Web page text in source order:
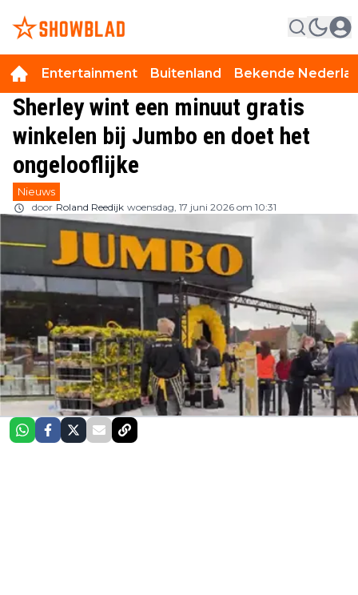
Entertainment Buitenland Bekende
Sherley wint een minuut gratis
winkelen bij Jumbo en doet het
ongelooflijke
Nieuws
door Roland Reedijk woensdag, 17 juni 2026 om 10:31